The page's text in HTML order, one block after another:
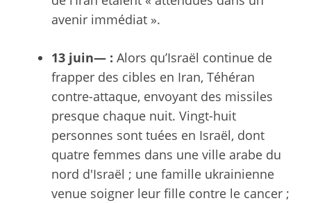
avenir immédiat ».
13 juin— : Alors qu’Israël continue de
frapper des cibles en Iran, Téhéran
contre-attaque, envoyant des missiles
presque chaque nuit. Vingt-huit
personnes sont tuées en Israël, dont
quatre femmes dans une ville arabe du
nord d'Israël ; une famille ukrainienne
venue soigner leur fille contre le cancer ;